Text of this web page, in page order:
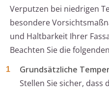
Verputzen bei niedrigen
besondere
und Haltbarkeit Ihrer
Beachten Sie die
Grundsätzliche
Stellen Sie sicher, dass